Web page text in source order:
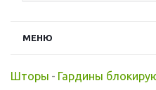
МЕНЮ
Шторы - Гардины